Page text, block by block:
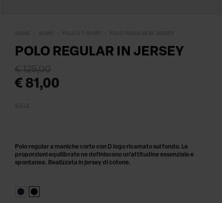
POLO REGULAR IN JERSEY
€ 81,00
€ 125,00
Polo regular a maniche corte con D logo ricamato sul fondo. Le
proporzioni equilibrate ne definiscono un'attitudine essenziale e
spontanea. Realizzata in jersey di cotone.